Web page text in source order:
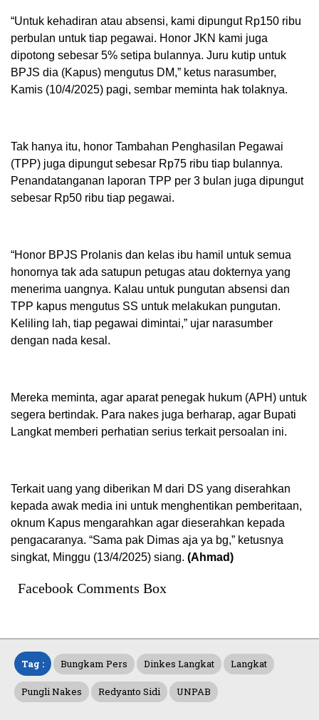
“Untuk kehadiran atau absensi, kami dipungut Rp150 ribu
perbulan untuk tiap pegawai. Honor JKN kami juga
dipotong sebesar 5% setipa bulannya. Juru kutip untuk
BPJS dia (Kapus) mengutus DM,” ketus narasumber,
Kamis (10/4/2025) pagi, sembar meminta hak tolaknya.
Tak hanya itu, honor Tambahan Penghasilan Pegawai
(TPP) juga dipungut sebesar Rp75 ribu tiap bulannya.
Penandatanganan laporan TPP per 3 bulan juga dipungut
sebesar Rp50 ribu tiap pegawai.
“Honor BPJS Prolanis dan kelas ibu hamil untuk semua
honornya tak ada satupun petugas atau dokternya yang
menerima uangnya. Kalau untuk pungutan absensi dan
TPP kapus mengutus SS untuk melakukan pungutan.
Keliling lah, tiap pegawai dimintai,” ujar narasumber
dengan nada kesal.
Mereka meminta, agar aparat penegak hukum (APH) untuk
segera bertindak. Para nakes juga berharap, agar Bupati
Langkat memberi perhatian serius terkait persoalan ini.
Terkait uang yang diberikan M dari DS yang diserahkan
kepada awak media ini untuk menghentikan pemberitaan,
oknum Kapus mengarahkan agar dieserahkan kepada
pengacaranya. “Sama pak Dimas aja ya bg,” ketusnya
singkat, Minggu (13/4/2025) siang. (Ahmad)
Facebook Comments Box
Tag : Bungkam Pers Dinkes Langkat Langkat
Pungli Nakes Redyanto Sidi UNPAB